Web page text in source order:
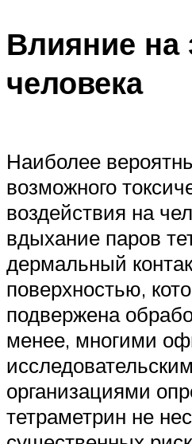
Влияние на
человека
Наиболее
возможного
воздействия на
вдыхание паров
дермальный
поверхностью,
подвержена
менее, многими
организациями
тетраметрин не